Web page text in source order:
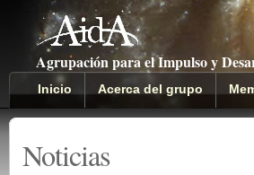
Agrupación para el Impulso y
Inicio Acerca del grupo
Noticias